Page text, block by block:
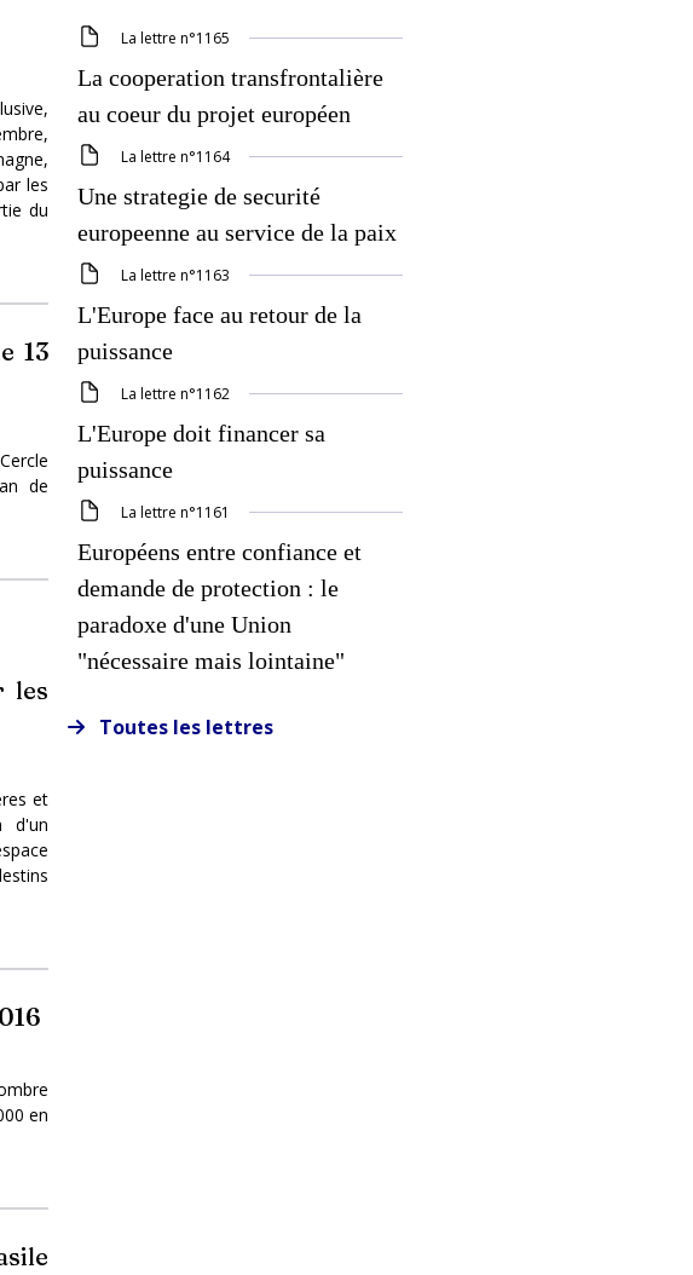
les
du
13
de
les
et
d'un
en
La lettre n°1165
La cooperation transfrontalière
au coeur du projet européen
La lettre n°1164
Une strategie de securité
europeenne au service de la paix
La lettre n°1163
L'Europe face au retour de la
puissance
La lettre n°1162
L'Europe doit financer sa
puissance
La lettre n°1161
Européens entre confiance et
demande de protection : le
paradoxe d'une Union
"nécessaire mais lointaine"
Toutes les lettres